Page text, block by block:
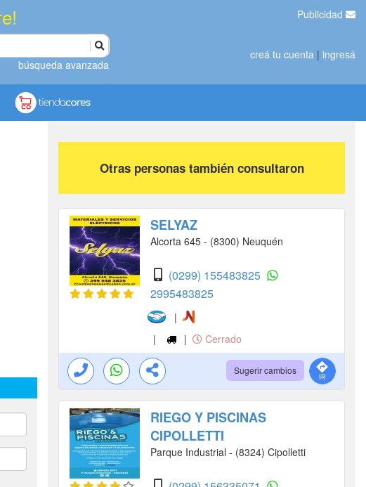
búsqueda avanzada
Publicidad
creá tu cuenta | ingresá
Otras personas también consultaron
SELYAZ
Alcorta 645 - (8300) Neuquén
(0299) 155483825
2995483825
|
|
| Cerrado
Sugerir cambios
RIEGO Y PISCINAS
CIPOLLETTI
Parque Industrial - (8324) Cipolletti